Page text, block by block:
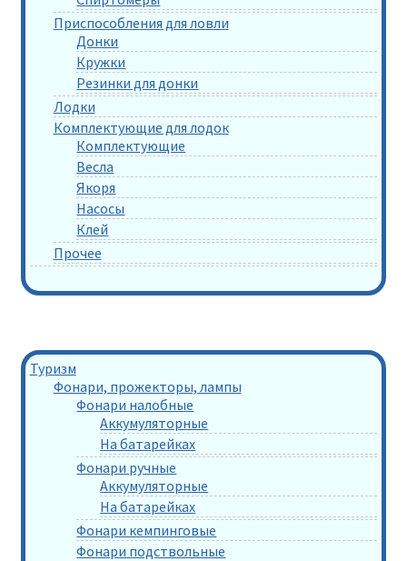
Приспособления для ловли
Донки
Кружки
Резинки для донки
Лодки
Комплектующие для лодок
Комплектующие
Весла
Якоря
Насосы
Клей
Прочее
Туризм
Фонари, прожекторы, лампы
Фонари налобные
Аккумуляторные
На батарейках
Фонари ручные
Аккумуляторные
На батарейках
Фонари кемпинговые
Фонари подствольные